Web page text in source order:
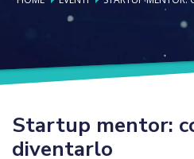
Startup mentor:
diventarlo